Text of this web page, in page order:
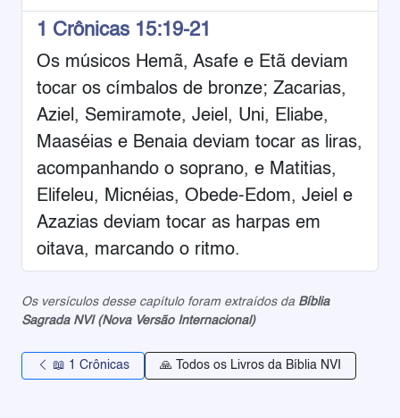
1 Crônicas 15:19-21
Os músicos Hemã, Asafe e Etã deviam
tocar os címbalos de bronze; Zacarias,
Aziel, Semiramote, Jeiel, Uni, Eliabe,
Maaséias e Benaia deviam tocar as liras,
acompanhando o soprano, e Matitias,
Elifeleu, Micnéias, Obede-Edom, Jeiel e
Azazias deviam tocar as harpas em
oitava, marcando o ritmo.
Os versículos desse capítulo foram extraídos da Bíblia
Sagrada NVI (Nova Versão Internacional)
📖 1 Crônicas 🙏 Todos os Livros da Bíblia NVI